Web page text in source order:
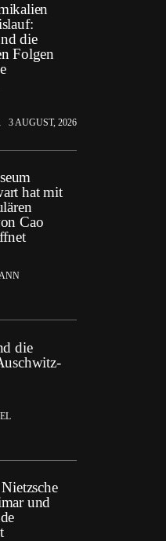
die
Folgen
3 AUGUST, 2026
hat mit
Cao
die
und